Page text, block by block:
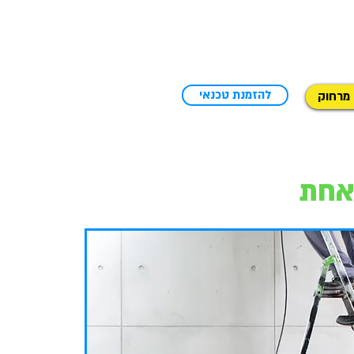
אחת
להזמנת טכנאי מרחוק